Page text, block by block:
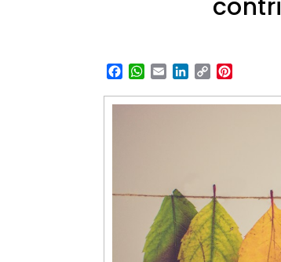
Facebook
WhatsApp
EmailLinkedIn
Copy